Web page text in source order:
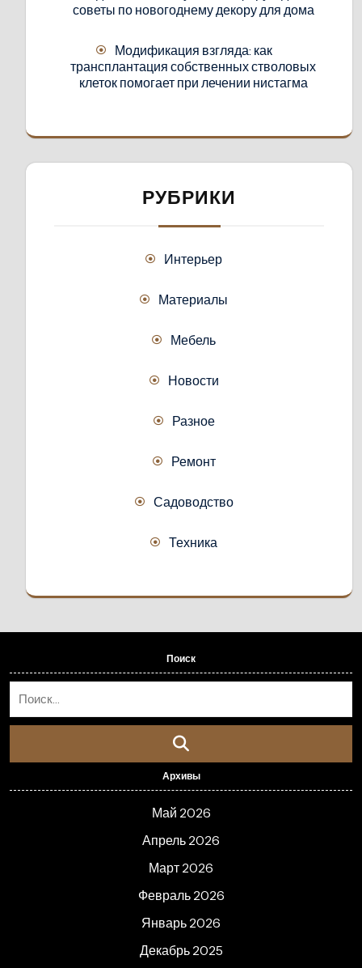
советы по новогоднему декору для дома
Модификация взгляда: как
трансплантация собственных стволовых
клеток помогает при лечении нистагма
РУБРИКИ
Интерьер
Материалы
Мебель
Новости
Разное
Ремонт
Садоводство
Техника
Поиск
Архивы
Май 2026
Апрель 2026
Март 2026
Февраль 2026
Январь 2026
Декабрь 2025